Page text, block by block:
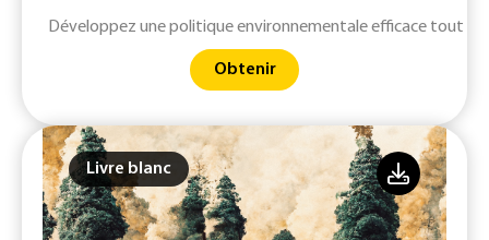
Développez une politique environnementale efficace tout
Obtenir
Livre blanc